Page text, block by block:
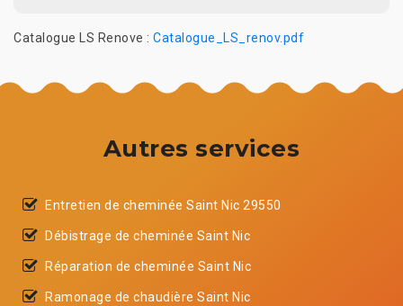
Catalogue LS Renove : Catalogue_LS_renov.pdf
Autres services
Entretien de cheminée Saint Nic 29550
Débistrage de cheminée Saint Nic
Réparation de cheminée Saint Nic
Ramonage de chaudière Saint Nic